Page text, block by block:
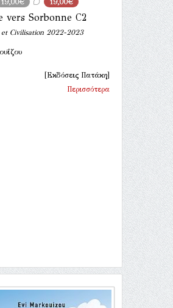
vers Sorbonne C2
Civilisation 2022-2023
[Εκδόσεις Πατάκη]
Περισσότερα